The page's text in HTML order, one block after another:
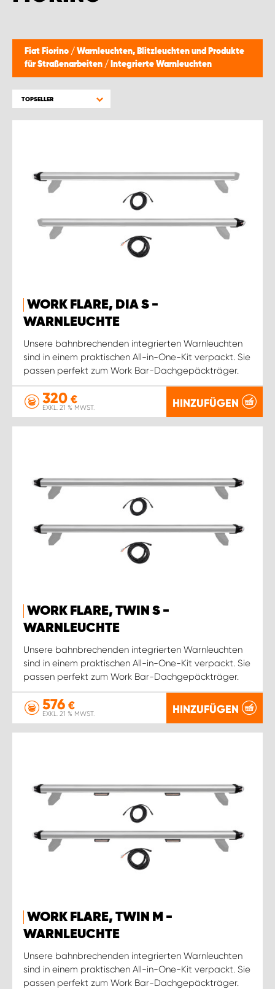
Fiat Fiorino / Warnleuchten, Blitzleuchten und Produkte
für Straßenarbeiten / Integrierte Warnleuchten
TOPSELLER
WORK FLARE, DIA S -
WARNLEUCHTE
Unsere bahnbrechenden integrierten Warnleuchten
sind in einem praktischen All-in-One-Kit verpackt. Sie
passen perfekt zum Work Bar-Dachgepäckträger.
320 €
EXKL. 21 % MWST. HINZUFÜGEN
WORK FLARE, TWIN S -
WARNLEUCHTE
Unsere bahnbrechenden integrierten Warnleuchten
sind in einem praktischen All-in-One-Kit verpackt. Sie
passen perfekt zum Work Bar-Dachgepäckträger.
576 €
EXKL. 21 % MWST. HINZUFÜGEN
WORK FLARE, TWIN M -
WARNLEUCHTE
Unsere bahnbrechenden integrierten Warnleuchten
sind in einem praktischen All-in-One-Kit verpackt. Sie
passen perfekt zum Work Bar-Dachgepäckträger.
WORK SYSTEM BRÜSSEL
WORK SYSTEM LIMBURG-KEMPEN
WORK SYSTEM WORK SYSTEM BRÜGGE